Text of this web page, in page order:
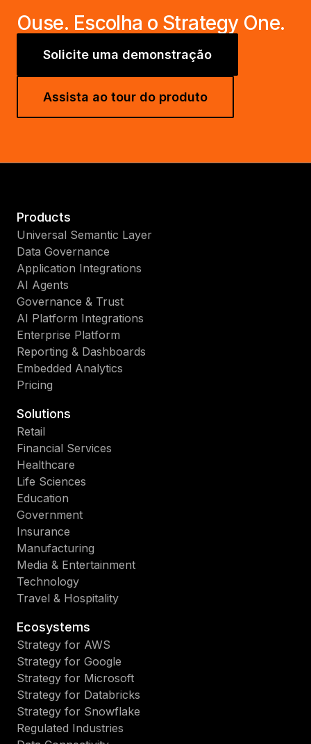
Ouse. Escolha o Strategy One.
Solicite uma demonstração
Assista ao tour do produto
Products
Universal Semantic Layer
Data Governance
Application Integrations
AI Agents
Governance & Trust
AI Platform Integrations
Enterprise Platform
Reporting & Dashboards
Embedded Analytics
Pricing
Solutions
Retail
Financial Services
Healthcare
Life Sciences
Education
Government
Insurance
Manufacturing
Media & Entertainment
Technology
Travel & Hospitality
Ecosystems
Strategy for AWS
Strategy for Google
Strategy for Microsoft
Strategy for Databricks
Strategy for Snowflake
Regulated Industries